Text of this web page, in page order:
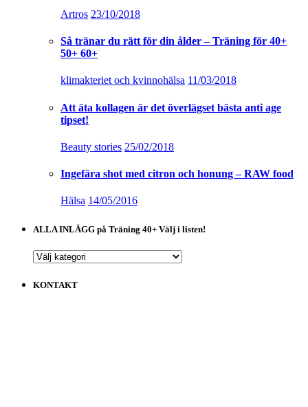
Artros 23/10/2018
Så tränar du rätt för din ålder – Träning för 40+
50+ 60+
klimakteriet och kvinnohälsa 11/03/2018
Att äta kollagen är det överlägset bästa anti age
tipset!
Beauty stories 25/02/2018
Ingefära shot med citron och honung – RAW food
Hälsa 14/05/2016
ALLA INLÄGG på Träning 40+ Välj i listen!
ALLA
på
KONTAKT